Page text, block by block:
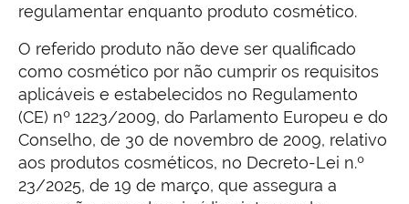
regulamentar enquanto produto cosmético.
O referido produto não deve ser qualificado
como cosmético por não cumprir os requisitos
aplicáveis e estabelecidos no Regulamento
(CE) nº 1223/2009, do Parlamento Europeu e do
Conselho, de 30 de novembro de 2009, relativo
aos produtos cosméticos, no Decreto-Lei n.º
23/2025, de 19 de março, que assegura a